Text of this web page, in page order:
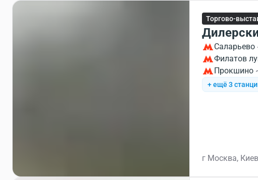
Торгово-
Саларьево
Филатов
Прокшино
+ ещё 3
г Москва,